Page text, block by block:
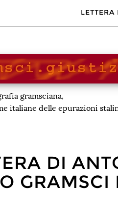
gramsciana,
italiane delle epurazioni
DI
GRAMSCI